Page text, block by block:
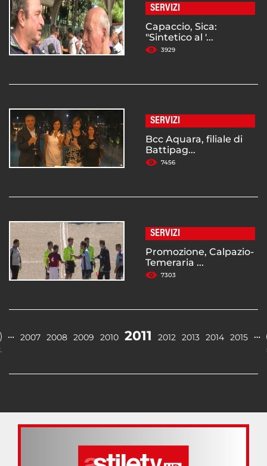
SERVIZI
Capaccio, Sica:
"Sintetico al '...
3929
SERVIZI
Bcc Aquara, filiale di
Battipag...
7456
SERVIZI
Promozione, Calpazio-
Temeraria ...
7303
… 2007 2008 2009 2010 2011 2012 2013 2014 2015 …